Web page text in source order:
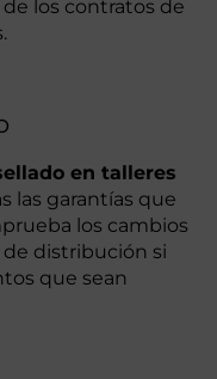
los contratos de
en talleres
las garantías que
los cambios
de distribución si
que sean